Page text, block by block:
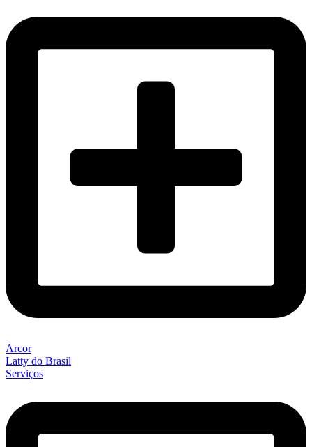
Arcor
Latty do Brasil
Serviços